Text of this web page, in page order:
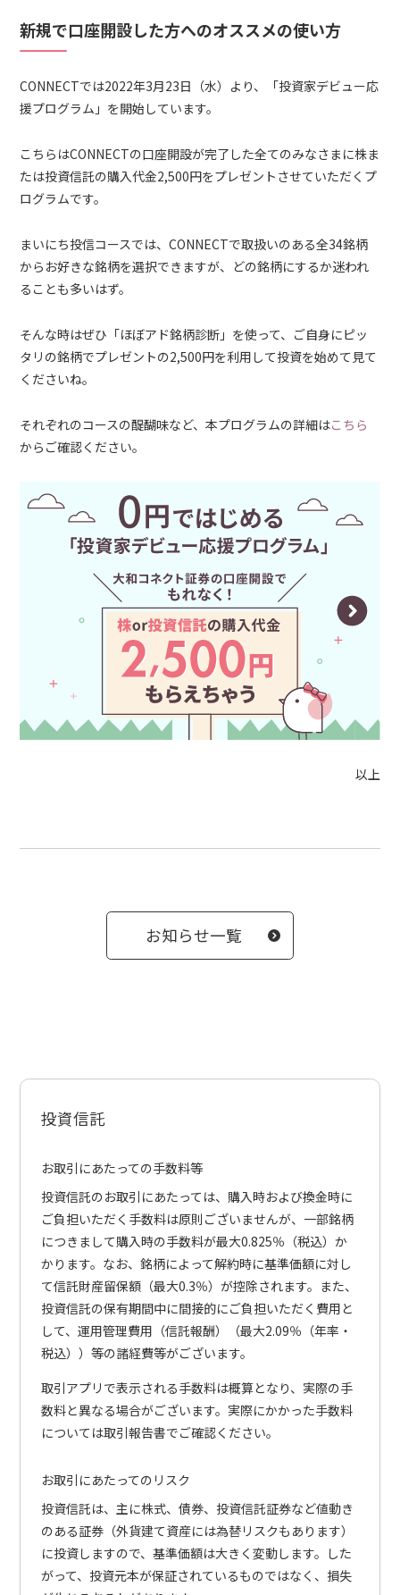
新規で口座開設した方へのオススメの使い方
CONNECTでは2022年3月23日（水）より、「投資家デビュー応
援プログラム」を開始しています。
こちらはCONNECTの口座開設が完了した全てのみなさまに株ま
たは投資信託の購入代金2,500円をプレゼントさせていただくプ
ログラムです。
まいにち投信コースでは、CONNECTで取扱いのある全34銘柄
からお好きな銘柄を選択できますが、どの銘柄にするか迷われ
ることも多いはず。
そんな時はぜひ「ほぼアド銘柄診断」を使って、ご自身にピッ
タリの銘柄でプレゼントの2,500円を利用して投資を始めて見て
くださいね。
それぞれのコースの醍醐味など、本プログラムの詳細はこちら
からご確認ください。
以上
お知らせ一覧
投資信託
お取引にあたっての手数料等
投資信託のお取引にあたっては、購入時および換金時に
ご負担いただく手数料は原則ございませんが、一部銘柄
につきまして購入時の手数料が最大0.825％（税込）か
かります。なお、銘柄によって解約時に基準価額に対し
て信託財産留保額（最大0.3％）が控除されます。また、
投資信託の保有期間中に間接的にご負担いただく費用と
して、運用管理費用（信託報酬）（最大2.09％（年率・
税込））等の諸経費等がございます。
取引アプリで表示される手数料は概算となり、実際の手
数料と異なる場合がございます。実際にかかった手数料
については取引報告書でご確認ください。
お取引にあたってのリスク
投資信託は、主に株式、債券、投資信託証券など値動き
のある証券（外貨建て資産には為替リスクもあります）
に投資しますので、基準価額は大きく変動します。した
がって、投資元本が保証されているものではなく、損失